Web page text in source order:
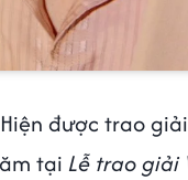
được trao
tại Lễ trao giải